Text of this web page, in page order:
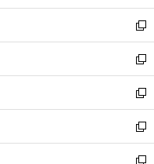
ウ
で
開
く
ン
ド
ウ
で
開
く
ウ
ィ
ン
ド
ウ
で
開
く
し
い
ウ
ィ
ン
ド
ウ
で
開
く
新
し
い
ウ
ィ
ン
ド
ウ
で
新
し
い
ウ
ィ
ン
ド
新
し
い
ウ
新
し